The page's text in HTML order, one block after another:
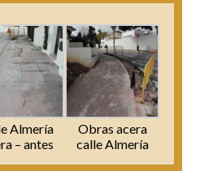
Almería
– antes
Obras acera
calle Almería